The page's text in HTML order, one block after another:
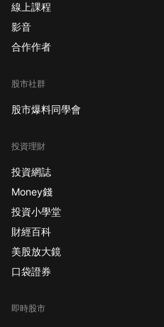
線上課程
影音
合作作者
股市社群
股市爆料同學會
投資理財
投資網誌
Money錢
投資小學堂
財經百科
美股放大鏡
口袋證券
即時股市